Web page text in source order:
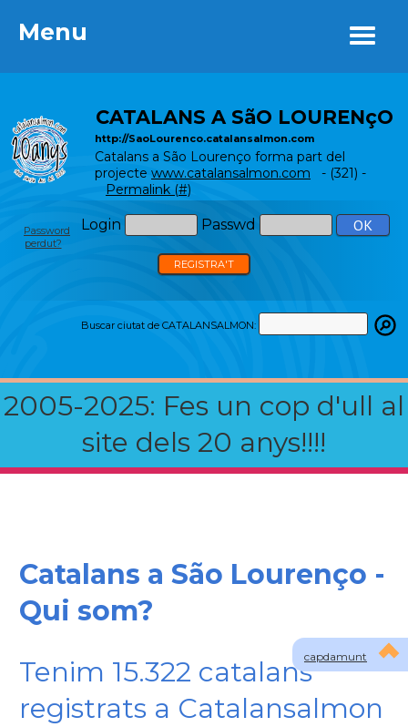
Menu
CATALANS A SãO LOURENçO
http://SaoLourenco.catalansalmon.com
Catalans a São Lourenço forma part del
projecte www.catalansalmon.com - (321) -
Permalink (#)
Login Passwd
Password
perdut?
REGISTRA'T
Buscar ciutat de CATALANSALMON:
2005-2025: Fes un cop d'ull al
site dels 20 anys!!!!
Menu
capdamunt
Catalans a São Lourenço -
Qui som?
Tenim 15.322 catalans
registrats a Catalansalmon